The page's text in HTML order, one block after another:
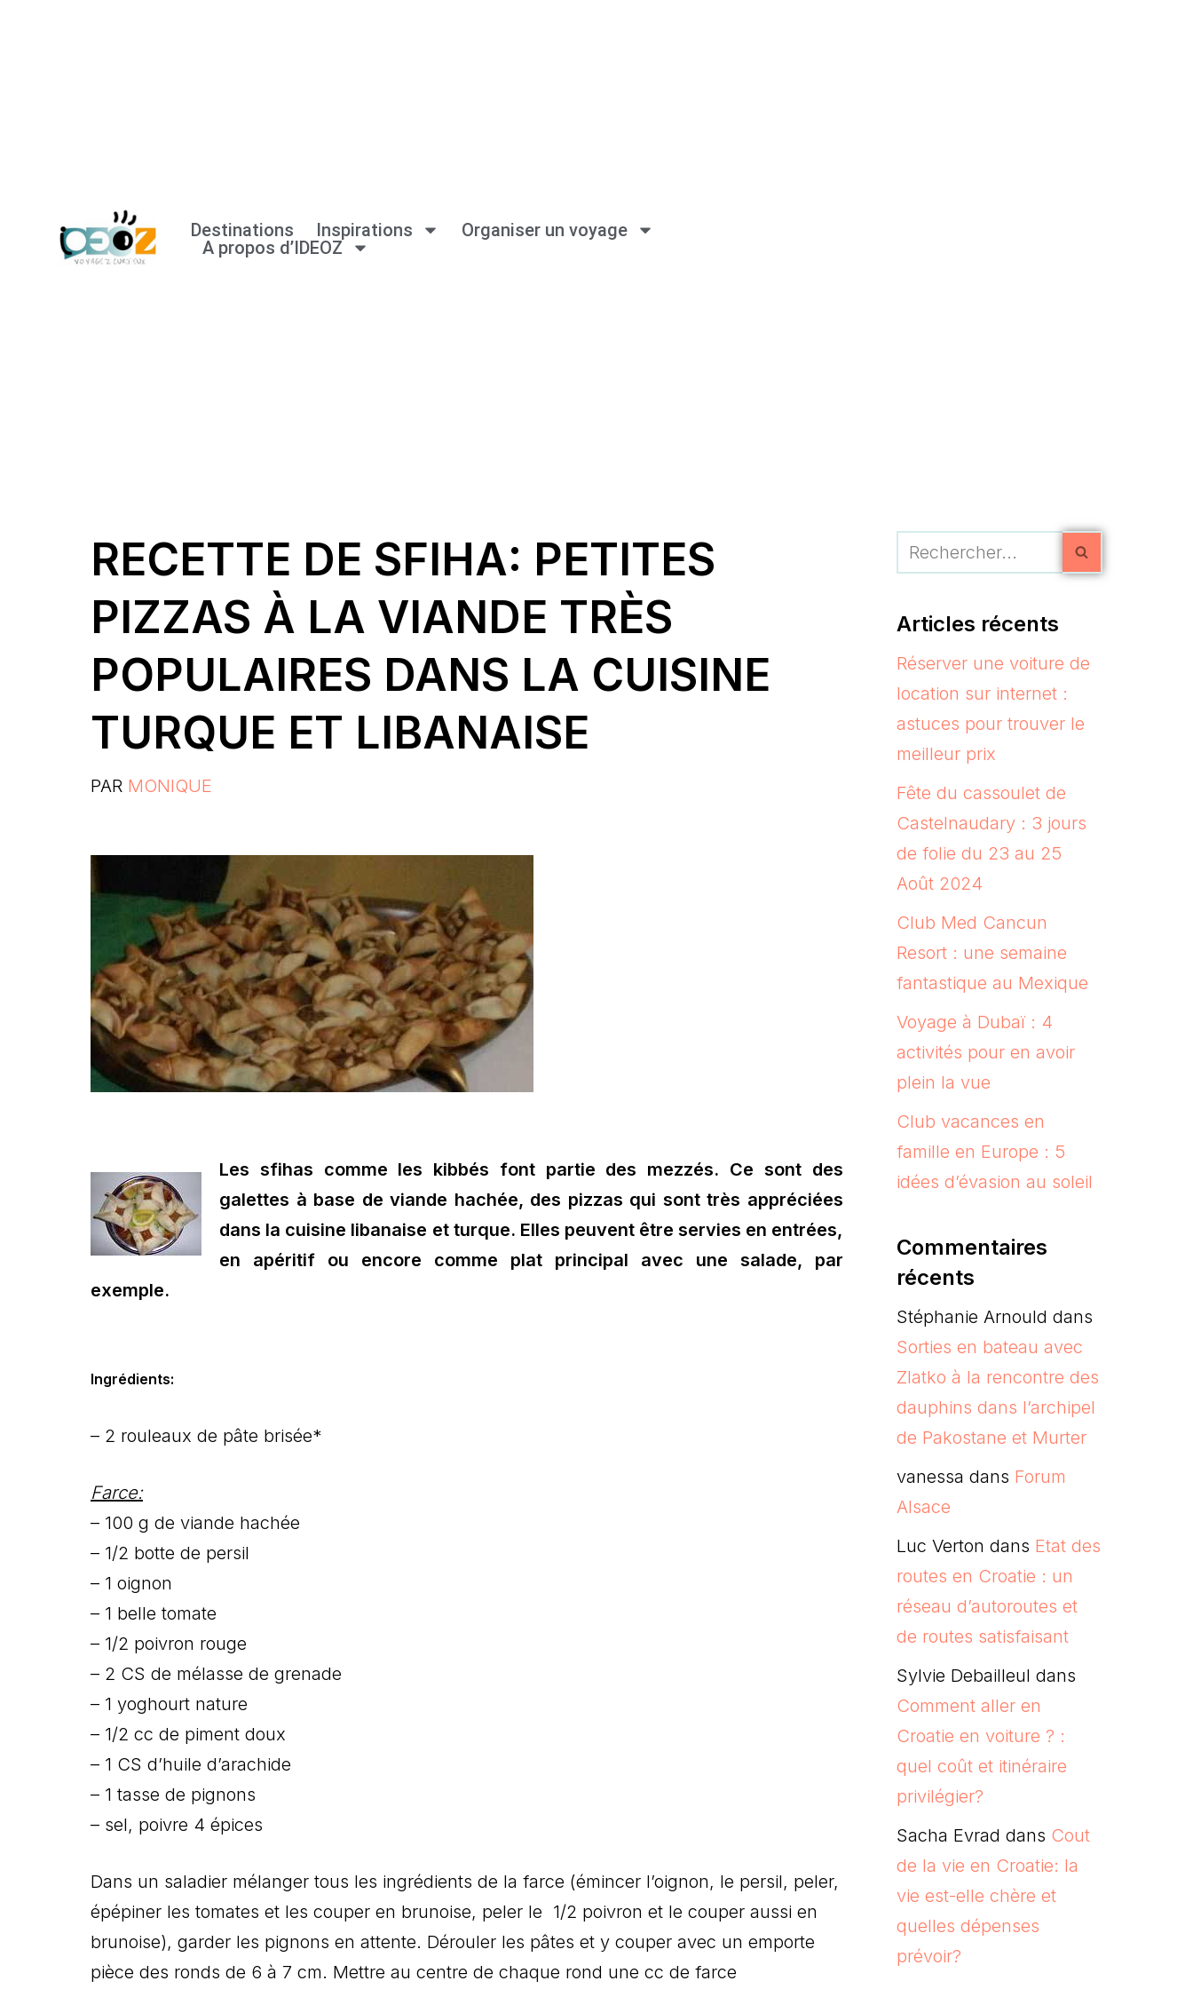
Destinations Inspirations
Organiser un voyage
A propos d’IDEOZ
RECETTE DE SFIHA: PETITES
PIZZAS À LA VIANDE TRÈS
POPULAIRES DANS LA CUISINE
TURQUE ET LIBANAISE
PAR MONIQUE
Les sfihas comme les kibbés font partie des mezzés. Ce sont des
galettes à base de viande hachée, des pizzas qui sont très appréciées
dans la cuisine libanaise et turque. Elles peuvent être servies en entrées,
en apéritif ou encore comme plat principal avec une salade, par
exemple.
Ingrédients:
– 2 rouleaux de pâte brisée*
Farce:
– 100 g de viande hachée
– 1/2 botte de persil
– 1 oignon
– 1 belle tomate
– 1/2 poivron rouge
– 2 CS de mélasse de grenade
– 1 yoghourt nature
– 1/2 cc de piment doux
– 1 CS d’huile d’arachide
– 1 tasse de pignons
– sel, poivre 4 épices
Dans un saladier mélanger tous les ingrédients de la farce (émincer l’oignon, le persil, peler,
épépiner les tomates et les couper en brunoise, peler le 1/2 poivron et le couper aussi en
brunoise), garder les pignons en attente. Dérouler les pâtes et y couper avec un emporte
pièce des ronds de 6 à 7 cm. Mettre au centre de chaque rond une cc de farce
Articles récents
Réserver une voiture de
location sur internet :
astuces pour trouver le
meilleur prix
Fête du cassoulet de
Castelnaudary : 3 jours
de folie du 23 au 25
Août 2024
Club Med Cancun
Resort : une semaine
fantastique au Mexique
Voyage à Dubaï : 4
activités pour en avoir
plein la vue
Club vacances en
famille en Europe : 5
idées d’évasion au soleil
Commentaires
récents
Stéphanie Arnould dans
Sorties en bateau avec
Zlatko à la rencontre des
dauphins dans l’archipel
de Pakostane et Murter
vanessa dans Forum
Alsace
Luc Verton dans Etat des
routes en Croatie : un
réseau d’autoroutes et
de routes satisfaisant
Sylvie Debailleul dans
Comment aller en
Croatie en voiture ? :
quel coût et itinéraire
privilégier?
Sacha Evrad dans Cout
de la vie en Croatie: la
vie est-elle chère et
quelles dépenses
prévoir?